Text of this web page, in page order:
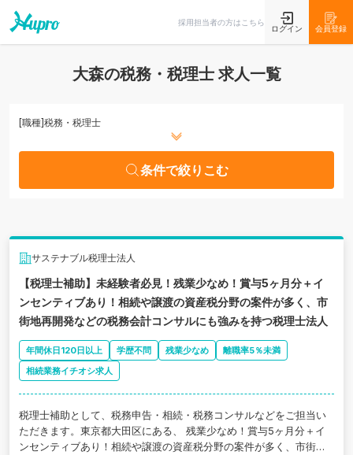
採用担当者の方はこちら
ログイン 会員登録
大森の税務・税理士 求人一覧
[職種]税務・税理士
条件で絞りこむ
サステナブル税理士法人
【税理士補助】未経験者必見！残業少なめ！賞与5ヶ月分＋イ
ンセンティブあり！相続や譲渡の資産税分野の案件が多く、市
街地再開発などの税務会計コンサルにも強みを持つ税理士法人
年間休日120日以上 学歴不問 残業少なめ
離職率5％未満
相続業務イチオシ求人
税理士補助として、税務申告・相続・税務コンサルなどをご担当い
ただきます。東京都大田区にある、 残業少なめ！賞与5ヶ月分＋イ
ンセンティブあり！相続や譲渡の資産税分野の案件が多く、市街地